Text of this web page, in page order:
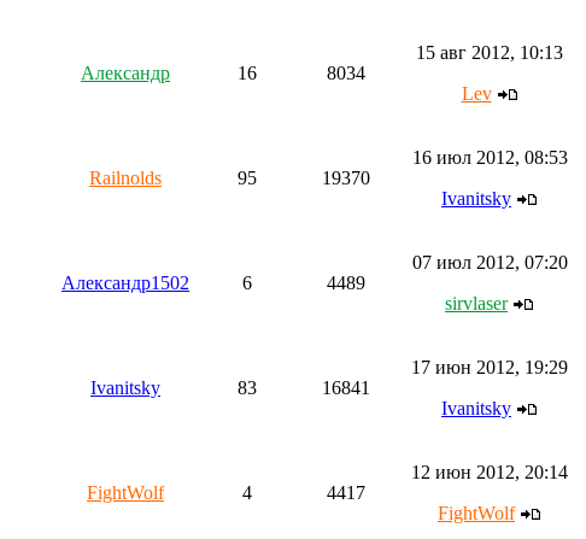
Aлександр 16 8034
15 авг 2012, 10:13
Lev
Railnolds 95 19370
16 июл 2012, 08:53
Ivanitsky
Александр1502 6 4489
07 июл 2012, 07:20
sirvlaser
Ivanitsky 83 16841
17 июн 2012, 19:29
Ivanitsky
FightWolf 4 4417
12 июн 2012, 20:14
FightWolf